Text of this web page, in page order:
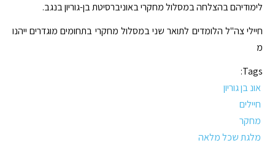
לימודיהם בהצלחה במסלול מחקרי באוניברסיטת בן-גוריון בנגב.
חיילי צה"ל הלומדים לתואר שני במסלול מחקרי בתחומים מוגדרים ייהנו
מ
Tags:
אונ בן גוריון
חיילים
מחקר
מלגת שכל מלאה